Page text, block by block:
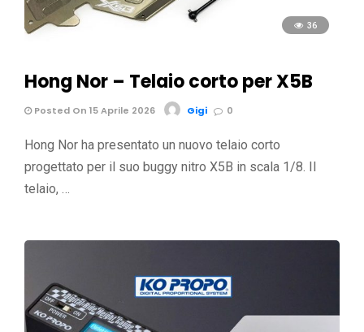
36
Hong Nor – Telaio corto per X5B
Posted On 15 Aprile 2026 Gigi 0
Hong Nor ha presentato un nuovo telaio corto
progettato per il suo buggy nitro X5B in scala 1/8. Il
telaio, …